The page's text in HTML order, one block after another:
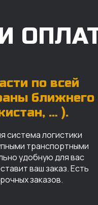
по всей
ближнего
… ).
система логистики
транспортными
удобную для вас
ваш заказ. Есть
заказов.